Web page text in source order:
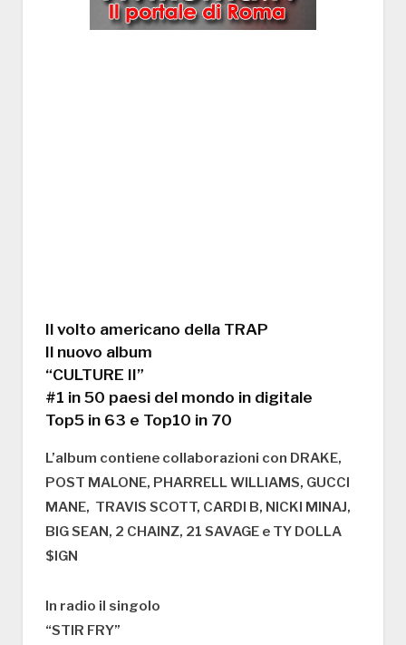
Il volto americano della TRAP
Il nuovo album
“CULTURE II”
#1 in 50 paesi del mondo in digitale
Top5 in 63 e Top10 in 70
L’album contiene collaborazioni con DRAKE,
POST MALONE, PHARRELL WILLIAMS, GUCCI
MANE, TRAVIS SCOTT, CARDI B, NICKI MINAJ,
BIG SEAN, 2 CHAINZ, 21 SAVAGE e TY DOLLA
$IGN
In radio il singolo
“STIR FRY”